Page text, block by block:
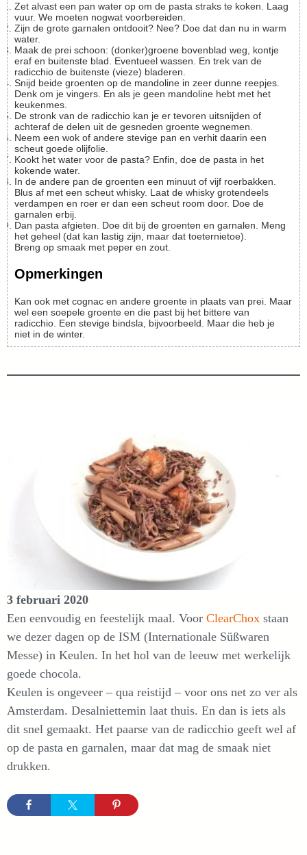
Zet alvast een pan water op om de pasta straks te koken. Laag
vuur. We moeten nogwat voorbereiden.
Zijn de grote garnalen ontdooit? Nee? Doe dat dan nu in warm
water.
Maak de prei schoon: (donker)groene bovenblad weg, kontje
eraf en buitenste blad. Eventueel wassen. En trek van de
radicchio de buitenste (vieze) bladeren.
Snijd beide groenten op de mandoline in zeer dunne reepjes.
Denk om je vingers. En als je geen mandoline hebt met het
keukenmes.
De stronk van de radicchio kan je er tevoren uitsnijden of
achteraf de delen uit de gesneden groente wegnemen.
Neem een wok of andere stevige pan en verhit daarin een
scheut goede olijfolie.
Kookt het water voor de pasta? Enfin, doe de pasta in het
kokende water.
In de andere pan de groenten een minuut of vijf roerbakken.
Blus af met een scheut whisky. Laat de whisky grotendeels
verdampen en roer er dan een scheut room door. Doe de
garnalen erbij.
Dan pasta afgieten. Doe dit bij de groenten en garnalen. Meng
het geheel (dat kan lastig zijn, maar dat toeternietoe).
Breng op smaak met peper en zout.
Opmerkingen
Kan ook met cognac en andere groente in plaats van prei. Maar
wel een soepele groente en die past bij het bittere van
radicchio. Een stevige bindsla, bijvoorbeeld. Maar die heb je
niet in de winter.
3 februari 2020
Een eenvoudig en feestelijk maal. Voor ClearChox staan
we dezer dagen op de ISM (Internationale Süßwaren
Messe) in Keulen. In het hol van de leeuw met werkelijk
goede chocola.
Keulen is ongeveer – qua reistijd – voor ons net zo ver als
Amsterdam. Desalniettemin laat thuis. En dan is iets als
dit snel gemaakt. Het paarse van de radicchio geeft wel af
op de pasta en garnalen, maar dat mag de smaak niet
drukken.